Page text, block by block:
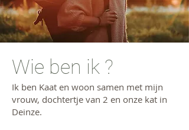
Wie ben ik ?
Ik ben Kaat en woon samen met mijn
vrouw, dochtertje van 2 en onze kat in
Deinze.